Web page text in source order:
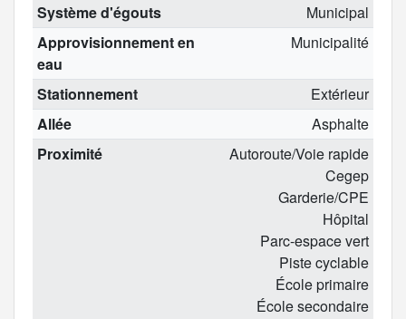
Système d'égouts
Municipal
Approvisionnement en
eau
Municipalité
Stationnement
Extérieur
Allée
Asphalte
Proximité
Autoroute/Voie rapide
Cegep
Garderie/CPE
Hôpital
Parc-espace vert
Piste cyclable
École primaire
École secondaire